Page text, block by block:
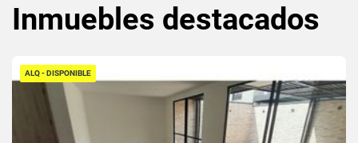
Inmuebles destacados
ALQ - DISPONIBLE